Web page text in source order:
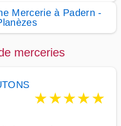
Mercerie à Padern -
merceries
★★★★★